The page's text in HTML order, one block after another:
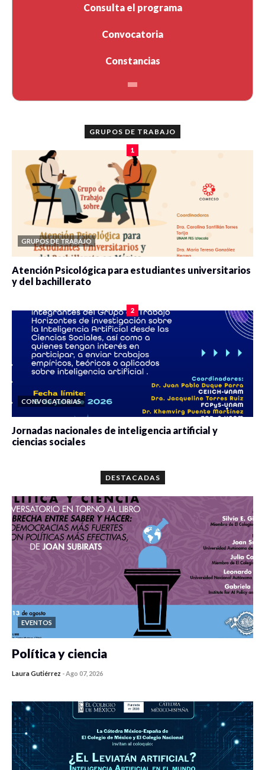
Consulta el programa
Convocatoria
Constancias
GRUPOS DE TRABAJO
1
GRUPOS DE TRABAJO
Atención Psicológica para estudiantes universitarios
y del bachillerato
2
CONVOCATORIAS
Jornadas nacionales de inteligencia artificial y
ciencias sociales
DESTACADAS
EVENTOS
Política y ciencia
Laura Gutiérrez -Ago 07, 2026